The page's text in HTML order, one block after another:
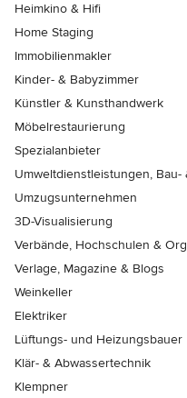
Heimkino & Hifi
Home Staging
Immobilienmakler
Kinder- & Babyzimmer
Künstler & Kunsthandwerk
Möbelrestaurierung
Spezialanbieter
Umweltdienstleistungen,
Umzugsunternehmen
3D-Visualisierung
Verbände, Hochschulen &
Verlage, Magazine & Blogs
Weinkeller
Elektriker
Lüftungs- und Heizungsbauer
Klär- & Abwassertechnik
Klempner